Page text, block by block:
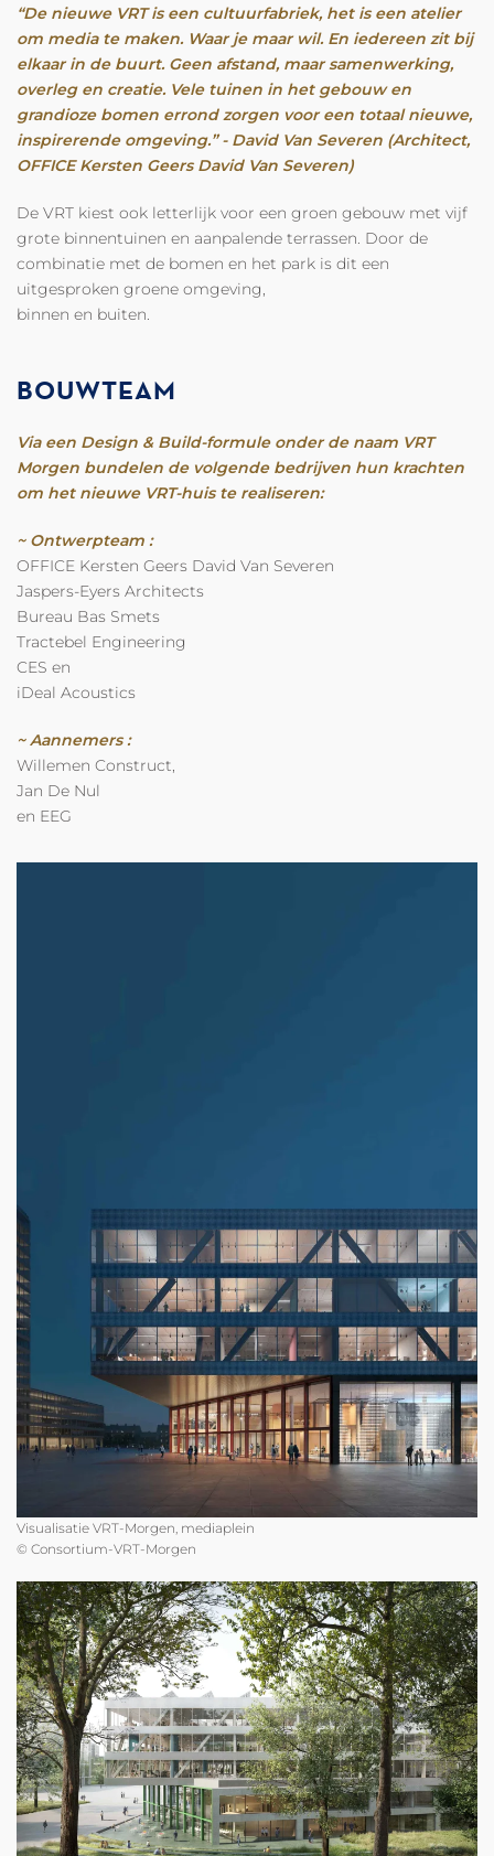
“De nieuwe VRT is een cultuurfabriek, het is een atelier
om media te maken. Waar je maar wil. En iedereen zit bij
elkaar in de buurt. Geen afstand, maar samenwerking,
overleg en creatie. Vele tuinen in het gebouw en
grandioze bomen errond zorgen voor een totaal nieuwe,
inspirerende omgeving.” - David Van Severen (Architect,
OFFICE Kersten Geers David Van Severen)
De VRT kiest ook letterlijk voor een groen gebouw met vijf
grote binnentuinen en aanpalende terrassen. Door de
combinatie met de bomen en het park is dit een
uitgesproken groene omgeving,
binnen en buiten.
BOUWTEAM
Via een Design & Build-formule onder de naam VRT
Morgen bundelen de volgende bedrijven hun krachten
om het nieuwe VRT-huis te realiseren:
~ Ontwerpteam :
OFFICE Kersten Geers David Van Severen
Jaspers-Eyers Architects
Bureau Bas Smets
Tractebel Engineering
CES en
iDeal Acoustics
~ Aannemers :
Willemen Construct,
Jan De Nul
en EEG
Visualisatie VRT-Morgen, mediaplein
© Consortium-VRT-Morgen